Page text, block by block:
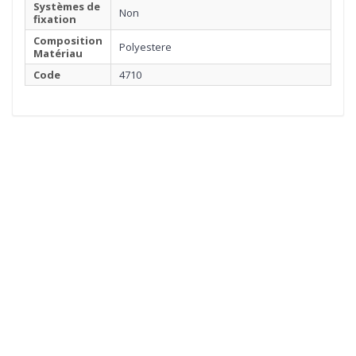
Systèmes de
fixation
Non
Composition
Matériau
Polyestere
Code
4710